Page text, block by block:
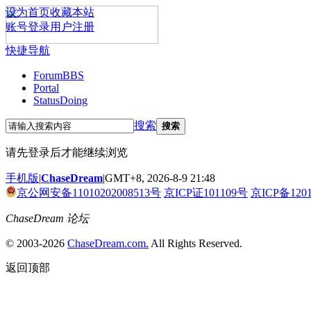
设为首页收藏本站
账号登录用户注册
快捷导航
ForumBBS
Portal
StatusDoing
搜索 搜索
请先登录后才能继续浏览
手机版|ChaseDream|GMT+8, 2026-8-9 21:48
京公网安备11010202008513号 京ICP证101109号 京ICP备
ChaseDream 论坛
© 2003-2026 ChaseDream.com. All Rights Reserved.
返回顶部